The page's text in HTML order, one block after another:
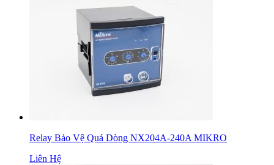
Relay Bảo Vệ Quá Dòng NX204A-240A MIKRO
Liên Hệ